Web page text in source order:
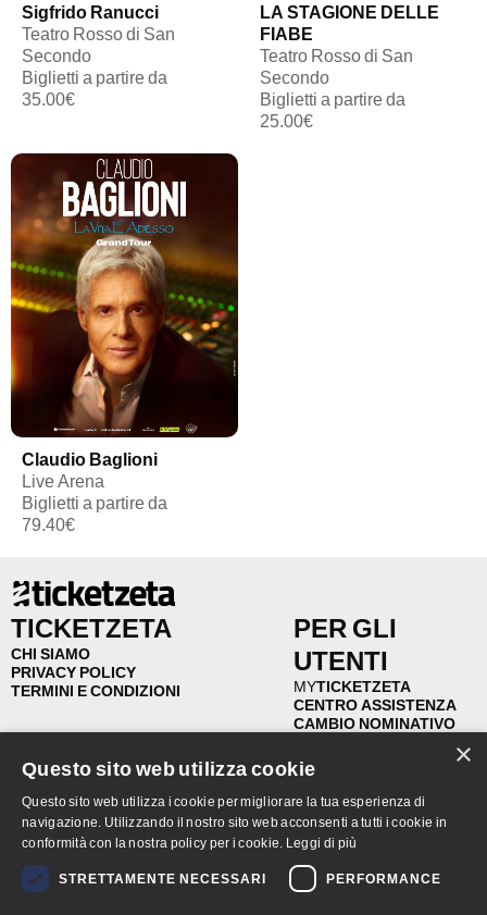
Sigfrido Ranucci
Teatro Rosso di San
Secondo
Biglietti a partire da
35.00€
LA STAGIONE DELLE
FIABE
Teatro Rosso di San
Secondo
Biglietti a partire da
25.00€
Claudio Baglioni
Live Arena
Biglietti a partire da
79.40€
TICKETZETA
CHI SIAMO
PRIVACY POLICY
TERMINI E CONDIZIONI
PER GLI
UTENTI
MYTICKETZETA
CENTRO ASSISTENZA
CAMBIO NOMINATIVO
RIMBORSI
FAQ
PER GLI
ORGANIZZATORI
TICKETZETA PRO
PUNTI
VENDITA
CERCA PUNTI VENDITA
×
Questo sito web utilizza cookie
Questo sito web utilizza i cookie per migliorare la tua esperienza di
navigazione. Utilizzando il nostro sito web acconsenti a tutti i cookie in
conformità con la nostra policy per i cookie. Leggi di più
STRETTAMENTE NECESSARI PERFORMANCE